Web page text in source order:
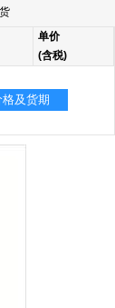
单价
(含税)
及货期